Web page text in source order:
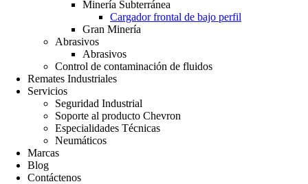
Minería Subterránea
Cargador frontal de bajo perfil
Gran Minería
Abrasivos
Abrasivos
Control de contaminación de fluidos
Remates Industriales
Servicios
Seguridad Industrial
Soporte al producto Chevron
Especialidades Técnicas
Neumáticos
Marcas
Blog
Contáctenos